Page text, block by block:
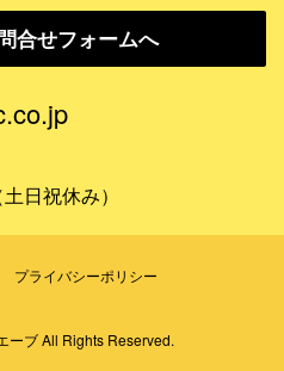
合せフォームへ
日祝休み）
プライバシーポリシー
ーブ All Rights Reserved.